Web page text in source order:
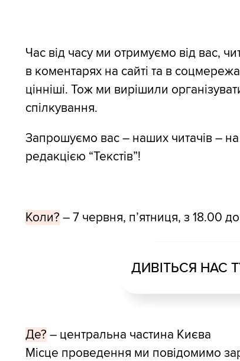
Час від часу ми отримуємо від вас,
в коментарях на сайті та в
цінніші. Тож ми вирішили
спілкування.
Запрошуємо вас – наших читачів –
редакцією “Текстів”!
Коли? – 7 червня, п’ятниця, з 18.00
ДИВІТЬСЯ НАС
Де? – центральна частина Києва
Місце проведення ми повідомимо